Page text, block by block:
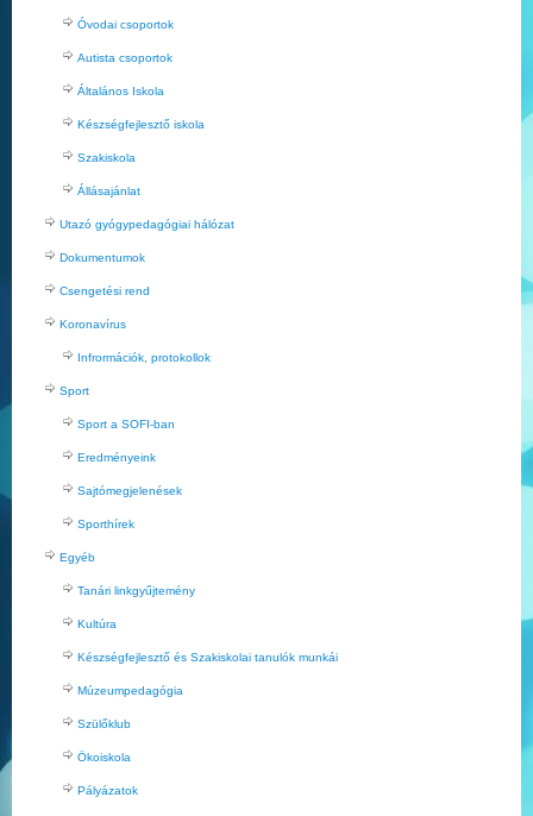
Óvodai csoportok
Autista csoportok
Általános Iskola
Készségfejlesztő iskola
Szakiskola
Állásajánlat
Utazó gyógypedagógiai hálózat
Dokumentumok
Csengetési rend
Koronavírus
Infrormációk, protokollok
Sport
Sport a SOFI-ban
Eredményeink
Sajtómegjelenések
Sporthírek
Egyéb
Tanári linkgyűjtemény
Kultúra
Készségfejlesztő és Szakiskolai tanulók munkái
Múzeumpedagógia
Szülőklub
Ökoiskola
Pályázatok